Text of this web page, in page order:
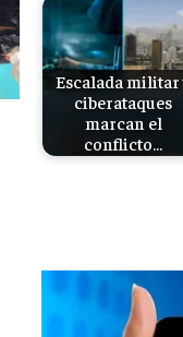
Escalada militar
ciberataques
marcan el
conflicto…